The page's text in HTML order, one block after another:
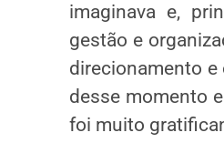
imaginava e,
gestão e
direcionamento
desse momento
foi muito